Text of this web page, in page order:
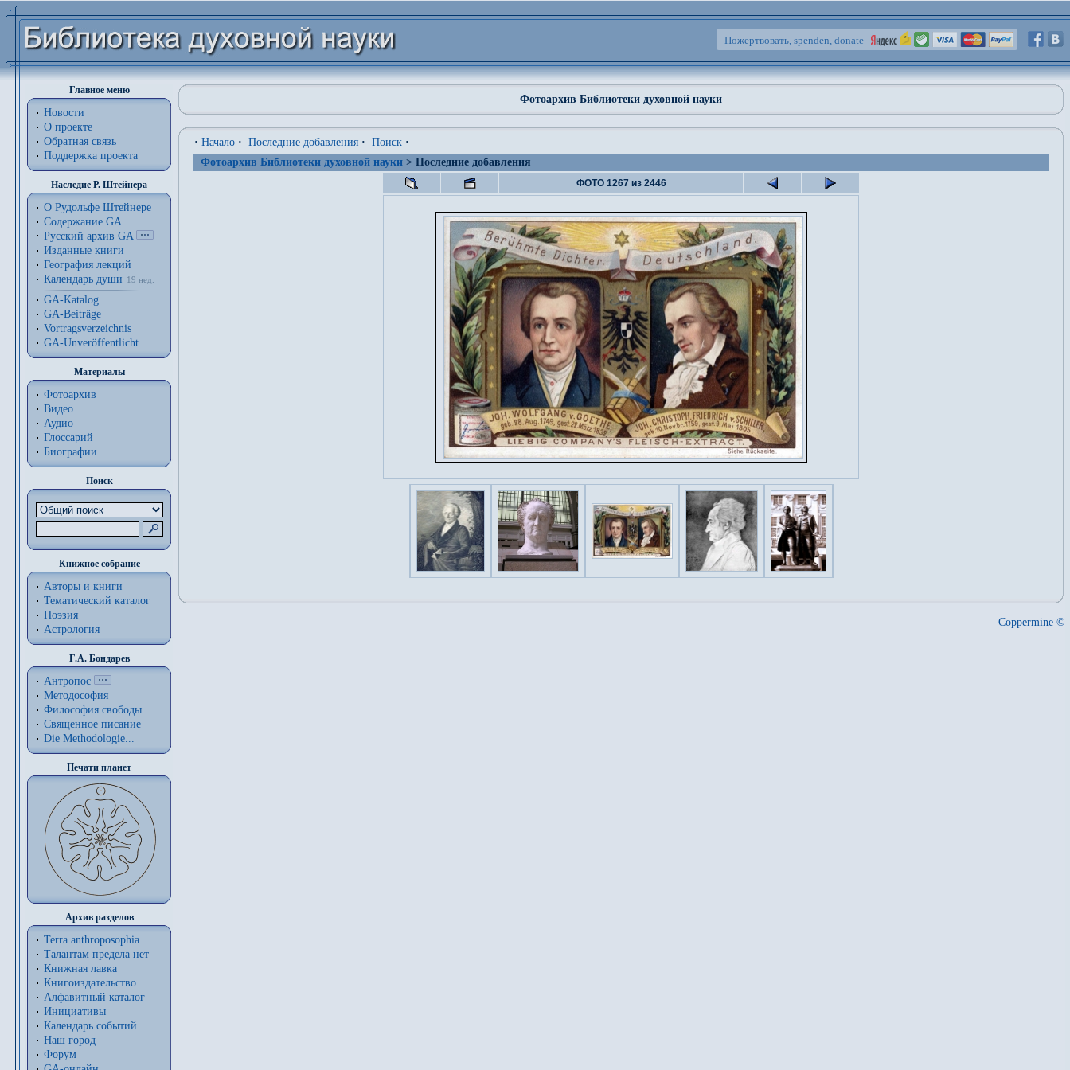
Пожертвовать, spenden, donate
Главное меню
Новости
О проекте
Обратная связь
Поддержка проекта
Наследие Р. Штейнера
О Рудольфе Штейнере
Содержание GA
Русский архив GA
Изданные книги
География лекций
Календарь души
19 нед.
GA-Katalog
GA-Beiträge
Vortragsverzeichnis
GA-Unveröffentlicht
Материалы
Фотоархив
Видео
Аудио
Глоссарий
Биографии
Поиск
Книжное собрание
Авторы и книги
Тематический каталог
Поэзия
Астрология
Г.А. Бондарев
Антропос
Методософия
Философия cвободы
Священное писание
Die Methodologie...
Печати планет
Архив разделов
Terra anthroposophia
Талантам предела нет
Книжная лавка
Книгоиздательство
Алфавитный каталог
Инициативы
Календарь событий
Наш город
Форум
Фотоархив Библиотеки духовной науки
· Начало · Последние добавления · Поиск ·
Фотоархив Библиотеки духовной науки > Последние добавления
ФОТО 1267 из 2446
Coppermine ©